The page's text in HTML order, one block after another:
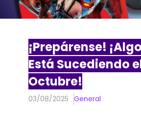
¡Prepárense!
Está Sucediendo
Octubre!
03/08/2025 General